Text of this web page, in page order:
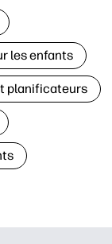
les enfants
planificateurs